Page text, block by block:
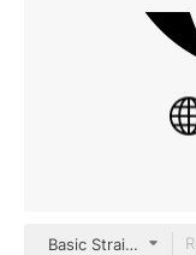
Basic Straight Filled